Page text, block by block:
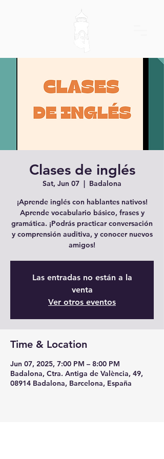
Clases de inglés
Sat, Jun 07
  |
Badalona
¡Aprende inglés con hablantes nativos!
Aprende vocabulario básico, frases y
gramática. ¡Podrás practicar conversación
y comprensión auditiva, y conocer nuevos
amigos!
Las entradas no están a la
venta
Ver otros eventos
Time & Location
Jun 07, 2025, 7:00 PM – 8:00 PM
Badalona, Ctra. Antiga de València, 49,
08914 Badalona, Barcelona, España